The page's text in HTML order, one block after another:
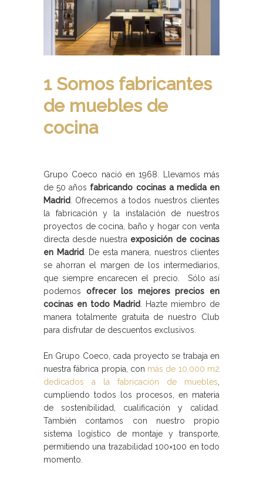
1 Somos fabricantes
de muebles de
cocina
Grupo Coeco nació en 1968. Llevamos más
de 50 años fabricando cocinas a medida en
Madrid
. Ofrecemos a todos nuestros clientes
la fabricación y la instalación de nuestros
proyectos de cocina, baño y hogar con venta
directa desde nuestra exposición de cocinas
en Madrid . De esta manera, nuestros clientes
se ahorran el margen de los intermediarios,
que siempre encarecen el precio. Sólo así
podemos ofrecer los mejores precios en
cocinas en todo Madrid
. Hazte miembro de
manera totalmente gratuita de nuestro Club
para disfrutar de descuentos exclusivos.
En Grupo Coeco, cada proyecto se trabaja en
nuestra fábrica propia, con más de 10.000 m2
dedicados a la fabricación de muebles
cumpliendo todos los procesos, en materia
de sostenibilidad, cualificación y calidad.
También contamos con nuestro propio
sistema logístico de montaje y transporte,
permitiendo una trazabilidad 100×100 en todo
momento.